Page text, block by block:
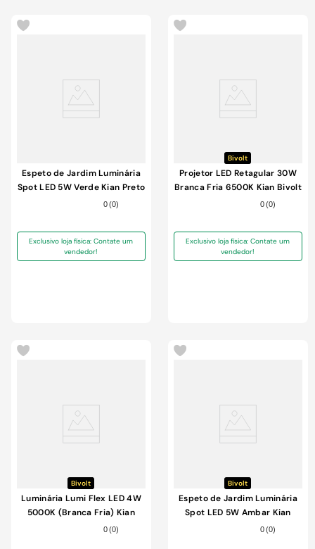
Espeto de Jardim Luminária
Spot LED 5W Verde Kian Preto
0 (0)
Exclusivo loja física: Contate um
vendedor!
Bivolt
Projetor LED Retagular 30W
Branca Fria 6500K Kian Bivolt
0 (0)
Exclusivo loja física: Contate um
vendedor!
Bivolt
Luminária Lumi Flex LED 4W
5000K (Branca Fria) Kian
Branco Bivolt
0 (0)
Bivolt
Espeto de Jardim Luminária
Spot LED 5W Ambar Kian
Preto Bivolt0 (0)